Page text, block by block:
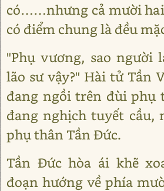
có……nhưng cả mười
có điểm chung là đều
"Phụ vương, sao người
lão sư vậy?" Hài tử Tần
đang ngồi trên đùi phụ
đang nghịch tuyết cầu,
phụ thân Tần Đức.
Tần Đức hòa ái khẽ
đoạn hướng về phía